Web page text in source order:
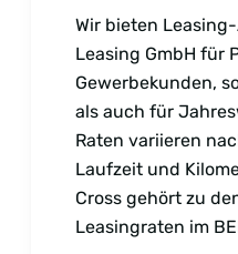
Wir bieten
Leasing GmbH für
Gewerbekunden,
als auch für
Raten variieren
Laufzeit und
Cross gehört zu
Leasingraten im